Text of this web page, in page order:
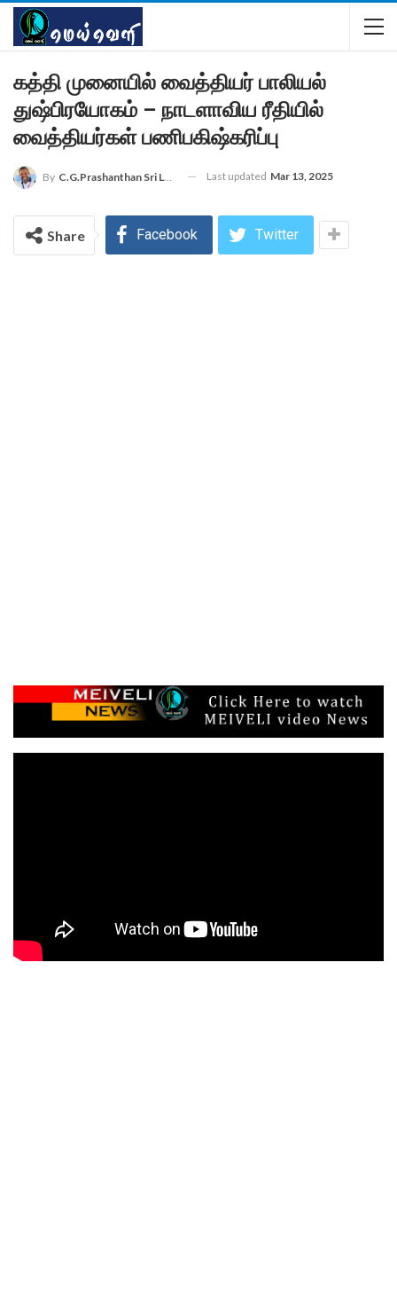
கத்தி முனையில் வைத்தியர் பாலியல்
துஷ்பிரயோகம் – நாடளாவிய ரீதியில்
வைத்தியர்கள் பணிபகிஷ்கரிப்பு
By C.G.Prashanthan Sri Lanka - Colombo Reporter For MEIVELI Last updated Mar 13, 2025
Share Facebook Twitter